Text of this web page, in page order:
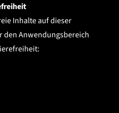
Inhalte auf dieser
den Anwendungsbereich